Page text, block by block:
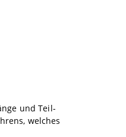
und Teil-
welches